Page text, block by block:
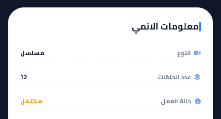
مشاهدة
12
EP
معلومات الانمي
النوع مسلسل
عدد الحلقات 12
حالة العمل مكتمل